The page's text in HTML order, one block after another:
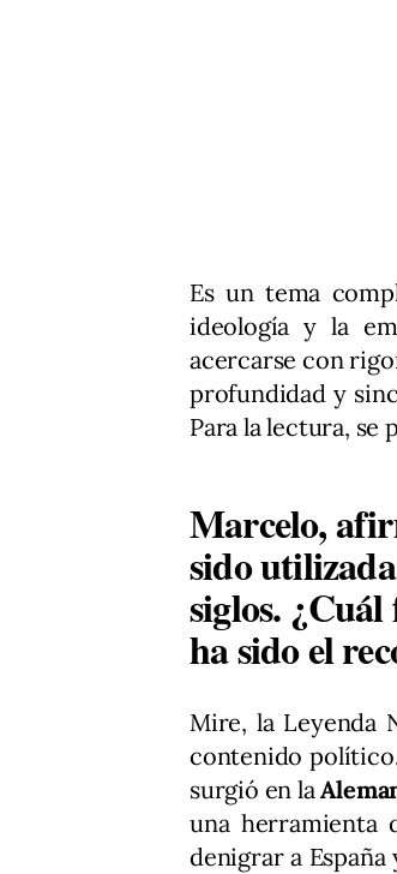
Es un tema
ideología y la
acercarse con
profundidad y
Para la lectura, se
Marcelo,
sido
siglos.
ha sido el
Mire, la Leyenda
contenido
surgió en la
una herramienta
denigrar a